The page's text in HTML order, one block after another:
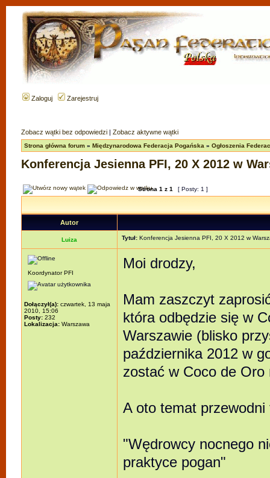
Zaloguj Zarejestruj
Zobacz wątki bez odpowiedzi | Zobacz aktywne wątki
Strona główna forum » Międzynarodowa Federacja Pogańska » Ogłoszenia
Konferencja Jesienna PFI, 20 X 2012 w
Strona 1 z 1 [ Posty: 1 ]
Autor
Luiza Tytuł: Konferencja Jesienna PFI, 20 X 2012 w
Koordynator PFI
Dołączył(a): czwartek, 13 maja
2010, 15:06
Posty: 232
Lokalizacja: Warszawa
Moi drodzy,
Mam zaszczyt
która odbędzie się w
Warszawie (blisko
października 2012 w
zostać w Coco de
A oto temat
"Wędrowcy nocnego
praktyce pogan"